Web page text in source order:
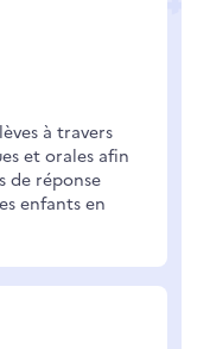
à travers
et orales afin
de réponse
enfants en